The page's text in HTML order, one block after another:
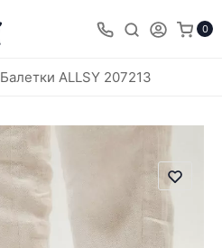
0
Балетки ALLSY 207213